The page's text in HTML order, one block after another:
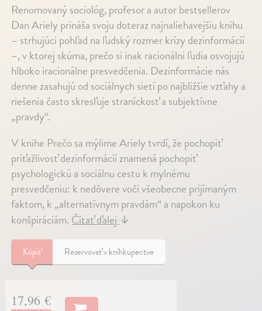
Renomovaný sociológ, profesor a autor bestsellerov
Dan Ariely prináša svoju doteraz najnaliehavejšiu knihu
– strhujúci pohľad na ľudský rozmer krízy dezinformácií
–, v ktorej skúma, prečo si inak racionálni ľudia osvojujú
hlboko iracionálne presvedčenia. Dezinformácie nás
denne zasahujú od sociálnych sietí po najbližšie vzťahy a
riešenia často skresľuje straníckosť a subjektívne
„pravdy“.
V knihe Prečo sa mýlime Ariely tvrdí, že pochopiť
príťažlivosť dezinformácií znamená pochopiť
psychologickú a sociálnu cestu k mylnému
presvedčeniu: k nedôvere voči všeobecne prijímaným
faktom, k „alternatívnym pravdám“ a napokon ku
konšpiráciám.Čítať ďalej↓
Kúpiť Rezervovať v kníhkupectve
17,96 €